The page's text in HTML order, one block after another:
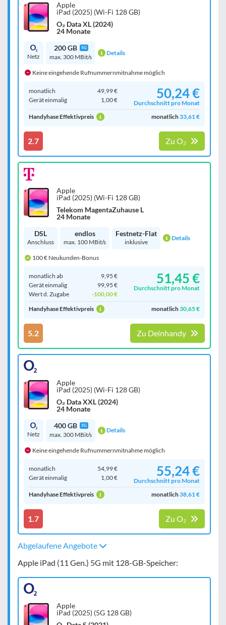
Apple
iPad (2025) (Wi-Fi 128 GB)
O₂ Data XL (2024)
24 Monate
Netz
200 GB 5G
max. 300 MBit/s
Details
Keine eingehende Rufnummernmitnahme möglich
monatlich
49,99 €
Gerät einmalig
1,00 € 50,24 €
Durchschnitt pro Monat
Handyhase Effektivpreis
monatlich33,61 €
2.7 Zu O₂
Apple
iPad (2025) (Wi-Fi 128 GB)
Telekom MagentaZuhause L
24 Monate
DSL
Anschluss
endlos
max. 100 MBit/s
Festnetz-Flat
inklusive
Details
100 € Neukunden-Bonus
monatlich ab
9,95 €
Gerät einmalig
99,95 €
Wert d. Zugabe
-100,00 €
51,45 €
Durchschnitt pro Monat
Handyhase Effektivpreis monatlich30,65 €
5.2 Zu Deinhandy
Apple
iPad (2025) (Wi-Fi 128 GB)
O₂ Data XXL (2024)
24 Monate
Netz
400 GB 5G
max. 300 MBit/s
Details
Keine eingehende Rufnummernmitnahme möglich
monatlich
54,99 €
Gerät einmalig
1,00 € 55,24 €
Durchschnitt pro Monat
Handyhase Effektivpreis
monatlich38,61 €
1.7 Zu O₂
Abgelaufene Angebote
Apple iPad (11 Gen.) 5G mit 128-GB-Speicher:
Apple
iPad (2025) (5G 128 GB)